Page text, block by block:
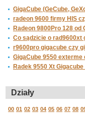
GigaCube (GeCube,
radeon 9600 firmy HIS
Radeon 9800Pro 128 od
Co sądzicie o rad9600xt
r9600pro gigacube czy
GigaCube 9550 exterme
Radek 9550 Xt
Działy
00 01 02 03 04 05 06 07 08